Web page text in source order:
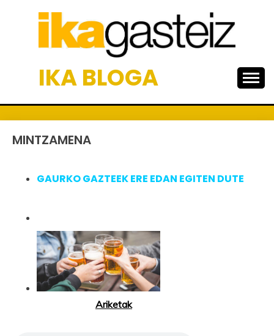
IKA BLOGA
MINTZAMENA
GAURKO GAZTEEK ERE EDAN EGITEN DUTE
Ariketak